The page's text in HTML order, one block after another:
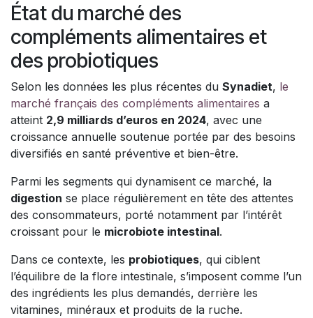
État du marché des
compléments alimentaires et
des probiotiques
Selon les données les plus récentes du Synadiet, le
marché français des compléments alimentaires a
atteint 2,9 milliards d’euros en 2024, avec une
croissance annuelle soutenue portée par des besoins
diversifiés en santé préventive et bien-être.
Parmi les segments qui dynamisent ce marché, la
digestion se place régulièrement en tête des attentes
des consommateurs, porté notamment par l’intérêt
croissant pour le microbiote intestinal.
Dans ce contexte, les probiotiques, qui ciblent
l’équilibre de la flore intestinale, s’imposent comme l’un
des ingrédients les plus demandés, derrière les
vitamines, minéraux et produits de la ruche.